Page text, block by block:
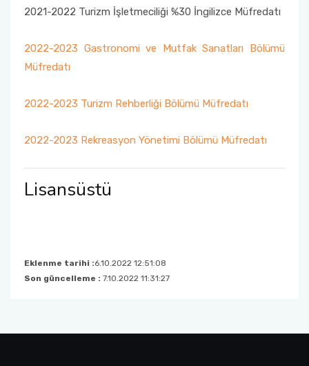
2021-2022 Turizm İşletmeciliği %30 İngilizce Müfredatı
2022-2023 Gastronomi ve Mutfak Sanatları Bölümü
Müfredatı
2022-2023 Turizm Rehberliği Bölümü Müfredatı
2022-2023 Rekreasyon Yönetimi Bölümü Müfredatı
Lisansüstü
Eklenme tarihi :6.10.2022 12:51:08
Son güncelleme : 7.10.2022 11:31:27
Stratejik Plan
Komisyon ve Kurullar
Yatay Geçiş
Ek Bilgiler
Diğer Fırsatlar